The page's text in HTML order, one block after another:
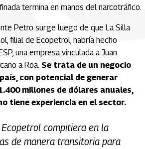
termina en manos del narcotráfico.
Petro surge luego de que La Silla
filial de Ecopetrol, habría hecho
una empresa vinculada a Juan
a Roa. Se trata de un negocio
con potencial de generar
millones de dólares anuales,
tiene experiencia en el sector.
Ecopetrol compitiera en la
de manera transitoria para